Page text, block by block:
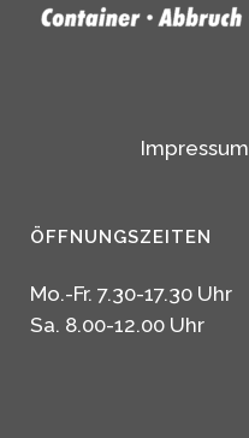
Impressum
ÖFFNUNGSZEITEN
Mo.-Fr. 7.30-17.30 Uhr
Sa. 8.00-12.00 Uhr